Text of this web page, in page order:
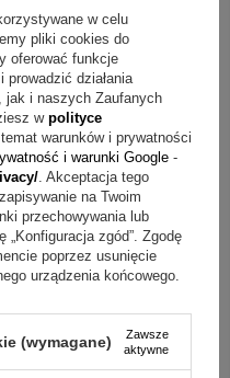
nadruk na skrzyni?
skrzyni wykonujemy
naświetleniem
na wieku skrzynki?
dowolny nadruk:
znaków.
można zmienić?
na szatkę: złoty haft
niż złoty?Odpowiedź:
w celu
pliki cookies do
oferować funkcje
prowadzić działania
jak i naszych Zaufanych
w polityce
warunków i prywatności
i warunki Google -
. Akceptacja tego
na Twoim
przechowywania lub
„Konfiguracja zgód”. Zgodę
poprzez usunięcie
urządzenia końcowego.
(wymagane)
Zawsze
aktywne